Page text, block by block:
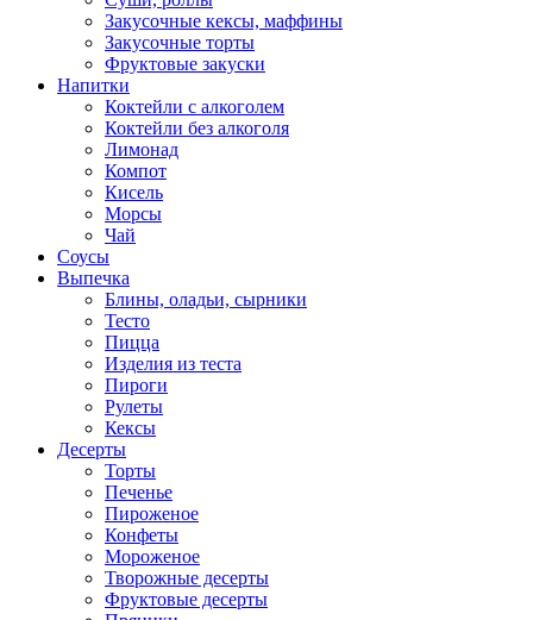
Закусочные кексы, маффины
Закусочные торты
Фруктовые закуски
Напитки
Коктейли с алкоголем
Коктейли без алкоголя
Лимонад
Компот
Кисель
Морсы
Чай
Соусы
Выпечка
Блины, оладьи, сырники
Тесто
Пицца
Изделия из теста
Пироги
Рулеты
Кексы
Десерты
Торты
Печенье
Пироженое
Конфеты
Мороженое
Творожные десерты
Фруктовые десерты